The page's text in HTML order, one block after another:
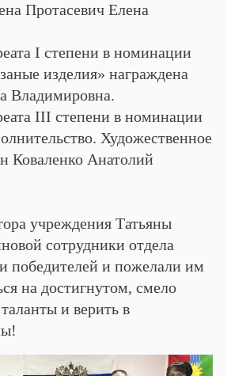
Протасевич Елена
I степени в номинации
изделия» награждена
Владимировна.
III степени в номинации
Художественное
Коваленко Анатолий
учреждения Татьяны
сотрудники отдела
победителей и пожелали им
на достигнутом, смело
и верить в